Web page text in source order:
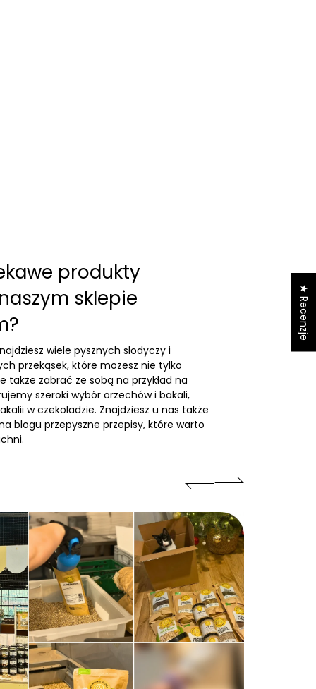
produkty
sklepie
wiele pysznych słodyczy i
przekąsek, które możesz nie tylko
także zabrać ze sobą na przykład na
szeroki wybór orzechów i bakali,
w czekoladzie. Znajdziesz u nas także
blogu przepyszne przepisy, które warto
★ Recenzje